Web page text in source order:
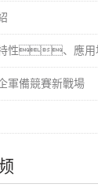
性、應用
備競賽新戰場